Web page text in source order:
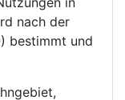
nach der
bestimmt und